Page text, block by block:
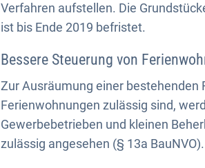
Verfahren aufstellen. Die
ist bis Ende 2019 befristet.
Bessere Steuerung von
Zur Ausräumung einer bestehenden
Ferienwohnungen zulässig sind,
Gewerbebetrieben und kleinen
zulässig angesehen (§ 13a BauNVO).